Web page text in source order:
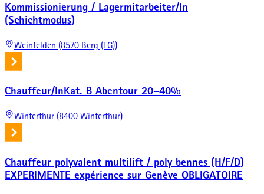
Kommissionierung / Lagermitarbeiter/In
(Schichtmodus)
Weinfelden (8570 Berg (TG))
Chauffeur/InKat. B Abentour 20–40%
Winterthur (8400 Winterthur)
Chauffeur polyvalent multilift / poly bennes (H/F/D)
EXPERIMENTE expérience sur Genève OBLIGATOIRE